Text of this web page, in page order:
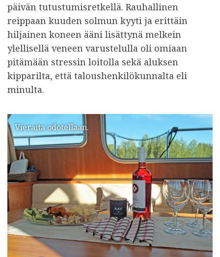
päivän tutustumisretkellä. Rauhallinen
reippaan kuuden solmun kyyti ja erittäin
hiljainen koneen ääni lisättynä melkein
ylellisellä veneen varustelulla oli omiaan
pitämään stressin loitolla sekä aluksen
kipparilta, että taloushenkilökunnalta eli
minulta.
Vieraita odotellaan.